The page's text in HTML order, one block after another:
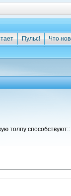
Что
Пульс!
толпу способствуют::